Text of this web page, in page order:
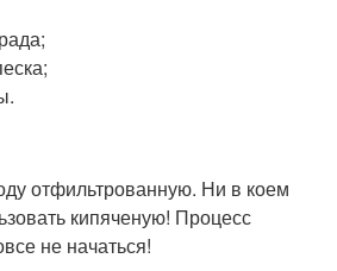
отфильтрованную. Ни в коем
кипяченую! Процесс
не начаться!